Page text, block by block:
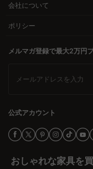
会社について
ポリシー
メルマガ登録で最大2万円
メールアドレスを入力
公式アカウント
おしゃれな家具を